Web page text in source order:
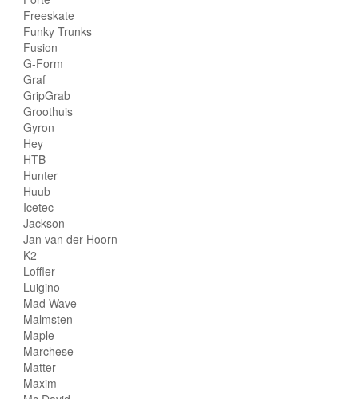
Freeskate
Funky Trunks
Fusion
G-Form
Graf
GripGrab
Groothuis
Gyron
Hey
HTB
Hunter
Huub
Icetec
Jackson
Jan van der Hoorn
K2
Loffler
Luigino
Mad Wave
Malmsten
Maple
Marchese
Matter
Maxim